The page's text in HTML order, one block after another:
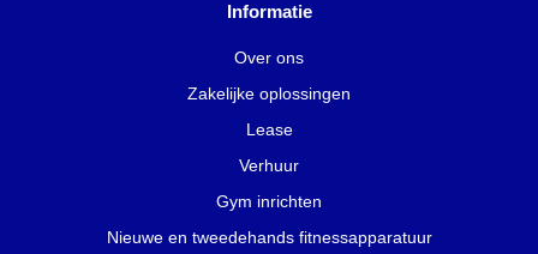
Informatie
Over ons
Zakelijke oplossingen
Lease
Verhuur
Gym inrichten
Nieuwe en tweedehands fitnessapparatuur